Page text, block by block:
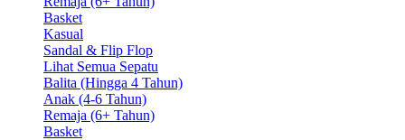
Basket
Kasual
Sandal & Flip Flop
Lihat Semua Sepatu
Balita (Hingga 4 Tahun)
Anak (4-6 Tahun)
Remaja (6+ Tahun)
Basket